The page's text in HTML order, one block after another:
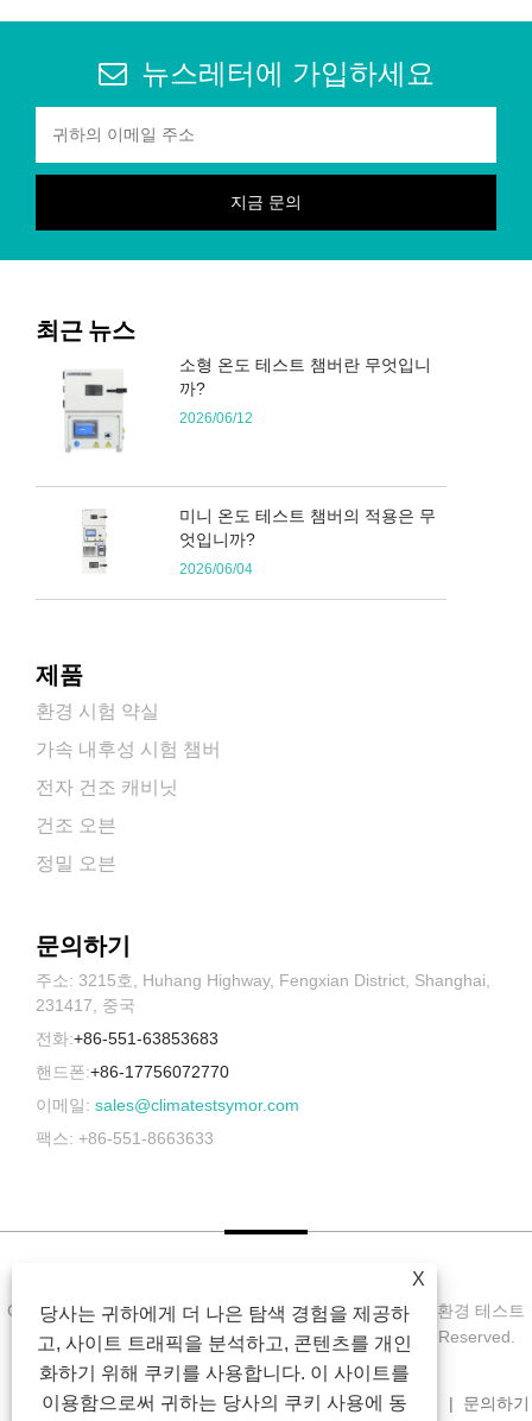
뉴스레터에 가입하세요
최근 뉴스
소형 온도 테스트 챔버란 무엇입니
까?
2026/06/12
미니 온도 테스트 챔버의 적용은 무
엇입니까?
2026/06/04
제품
환경 시험 약실
가속 내후성 시험 챔버
전자 건조 캐비닛
건조 오븐
정밀 오븐
문의하기
주소: 3215호, Huhang Highway, Fengxian District, Shanghai,
231417, 중국
전화:+86-551-63853683
핸드폰:+86-17756072770
이메일: sales@climatestsymor.com
팩스: +86-551-8663633
Copyright © 2022 Symor Instrument Equipment Co., Ltd. 환경 테스트
챔버, 전자 건조 캐비닛, 가속 내후 테스트 챔버 All Rights Reserved.
회사 소개 제품 소식 다운로드 문의 보내기 문의하기
X
당사는 귀하에게 더 나은 탐색 경험을 제공하
고, 사이트 트래픽을 분석하고, 콘텐츠를 개인
화하기 위해 쿠키를 사용합니다. 이 사이트를
이용함으로써 귀하는 당사의 쿠키 사용에 동